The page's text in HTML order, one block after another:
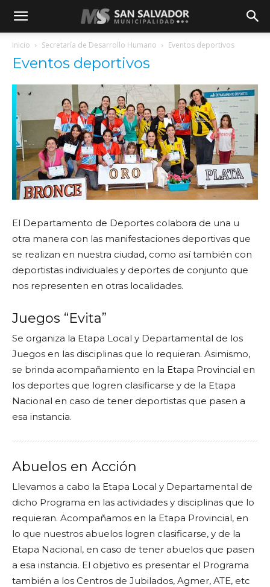
Inicio Secretaría de Desarrollo Humano Eventos deportivos
Eventos deportivos
El Departamento de Deportes colabora de una u
otra manera con las manifestaciones deportivas que
se realizan en nuestra ciudad, como así también con
deportistas individuales y deportes de conjunto que
nos representen en otras localidades.
Juegos “Evita”
Se organiza la Etapa Local y Departamental de los
Juegos en las disciplinas que lo requieran. Asimismo,
se brinda acompañamiento en la Etapa Provincial en
los deportes que logren clasificarse y de la Etapa
Nacional en caso de tener deportistas que pasen a
esa instancia.
Abuelos en Acción
Llevamos a cabo la Etapa Local y Departamental de
dicho Programa en las actividades y disciplinas que lo
requieran. Acompañamos en la Etapa Provincial, en
lo que nuestros abuelos logren clasificarse, y de la
Etapa Nacional, en caso de tener abuelos que pasen
a esa instancia. El objetivo es presentar el Programa
también a los Centros de Jubilados, Agmer, ATE, etc